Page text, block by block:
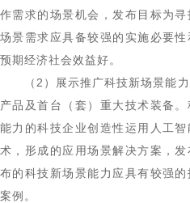
作需求的场景机会，发布目标为
场景需求应具备较强的实施必要
预期经济社会效益好。
（2）展示推广科技新场景能力
产品及首台（套）重大技术装备
能力的科技企业创造性运用人工
术，形成的应用场景解决方案，
布的科技新场景能力应具有较强
案例。